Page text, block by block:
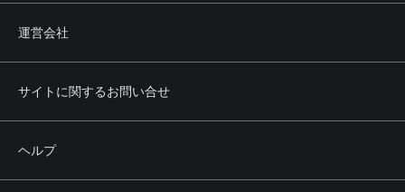
運営会社
サイトに関するお問い合せ
ヘルプ